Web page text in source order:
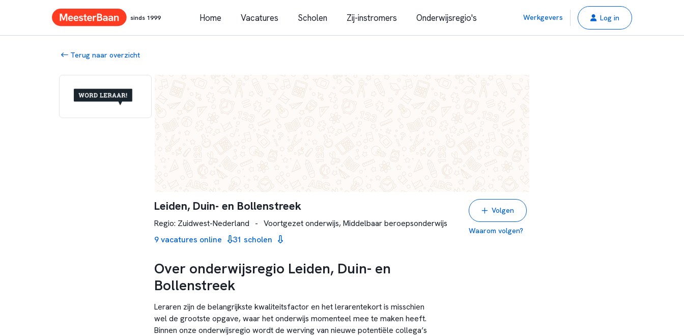
sinds 1999 Home Vacatures Scholen Zij-instromers Onderwijsregio's Werkgevers Log in
Terug naar overzicht
Leiden, Duin- en Bollenstreek
Regio: Zuidwest-Nederland - Voortgezet onderwijs, Middelbaar beroepsonderwijs
9 vacatures online
31 scholen
Volgen
Waarom volgen?
Over onderwijsregio Leiden, Duin- en
Bollenstreek
Leraren zijn de belangrijkste kwaliteitsfactor en het lerarentekort is misschien
wel de grootste opgave, waar het onderwijs momenteel mee te maken heeft.
Binnen onze onderwijsregio wordt de werving van nieuwe potentiële collega’s